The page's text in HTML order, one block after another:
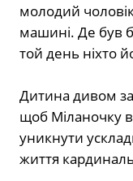
молодий
машині. Де був
той день ніхто
Дитина дивом
щоб Міланочку
уникнути
життя